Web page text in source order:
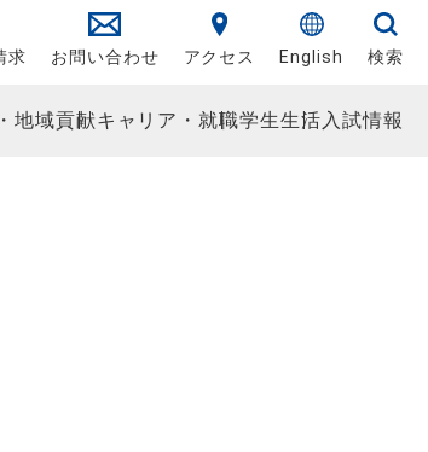
求 お問い合わせ アクセス English 検索
地域貢献キャリア・就職学生生活入試情報